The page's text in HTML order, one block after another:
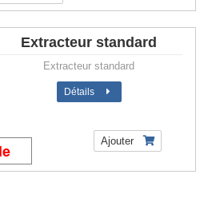
Extracteur standard
Extracteur standard
Détails
Ajouter